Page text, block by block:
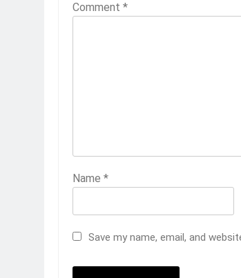
Comment *
Name *
Save my name, email, and